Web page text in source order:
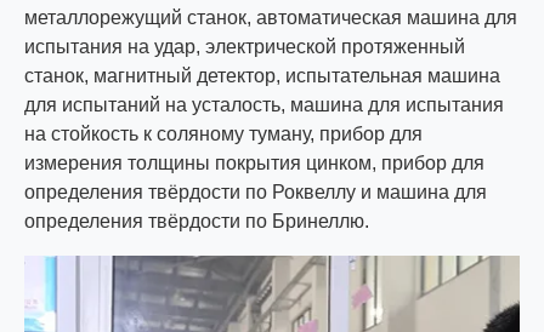
металлорежущий станок, автоматическая машина для
испытания на удар, электрической протяженный
станок, магнитный детектор, испытательная машина
для испытаний на усталость, машина для испытания
на стойкость к соляному туману, прибор для
измерения толщины покрытия цинком, прибор для
определения твёрдости по Роквеллу и машина для
определения твёрдости по Бринеллю.